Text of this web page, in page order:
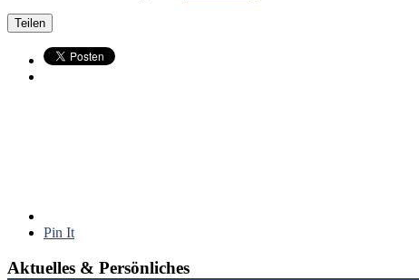
Teilen
Pin It
Aktuelles & Persönliches